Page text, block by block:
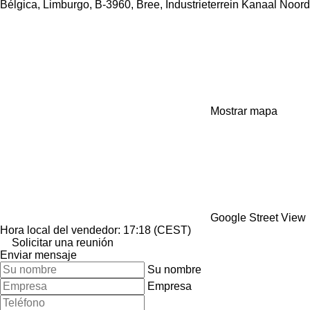
Bélgica, Limburgo, B-3960, Bree, Industrieterrein Kanaal
Mostrar mapa
Google Street View
Hora local del vendedor: 17:18 (CEST)
Solicitar una reunión
Enviar mensaje
Su nombre
Empresa